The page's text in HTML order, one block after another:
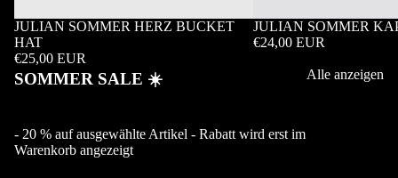
JULIAN SOMMER HERZ BUCKET
HAT
€25,00 EUR
JULIAN SOMMER
€24,00 EUR
SOMMER SALE ☀️
- 20 % auf ausgewählte Artikel - Rabatt wird erst im
Warenkorb angezeigt
Alle anzeigen